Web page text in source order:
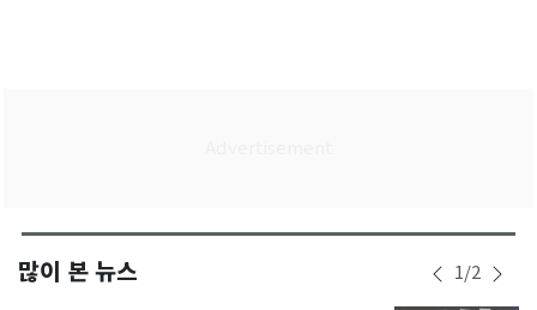
많이 본 뉴스 1/2